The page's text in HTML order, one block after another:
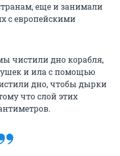
еще и занимали
с европейскими
чистили дно корабля,
и ила с помощью
дно, чтобы дырки
что слой этих